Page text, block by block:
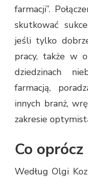
farmacji”.
skutkować
jeśli tylko
pracy, także w
dziedzinach
farmacją,
innych branż,
zakresie
Co
Według Olgi